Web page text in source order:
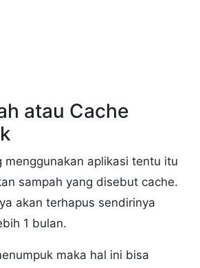
atau Cache
menggunakan aplikasi tentu itu
sampah yang disebut cache.
akan terhapus sendirinya
1 bulan.
maka hal ini bisa